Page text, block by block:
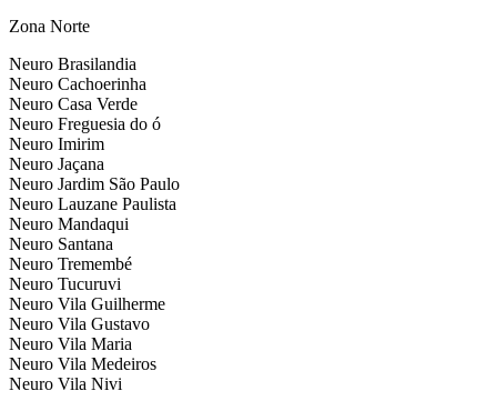
Zona Norte
Neuro Brasilandia
Neuro Cachoerinha
Neuro Casa Verde
Neuro Freguesia do ó
Neuro Imirim
Neuro Jaçana
Neuro Jardim São Paulo
Neuro Lauzane Paulista
Neuro Mandaqui
Neuro Santana
Neuro Tremembé
Neuro Tucuruvi
Neuro Vila Guilherme
Neuro Vila Gustavo
Neuro Vila Maria
Neuro Vila Medeiros
Neuro Vila Nivi